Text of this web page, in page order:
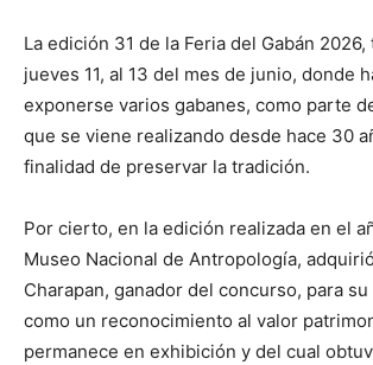
La edición 31 de la Feria del Gabán
jueves 11, al 13 del mes de junio, donde
exponerse varios gabanes, como parte
que se viene realizando desde hace 30
finalidad de preservar la tradición.
Por cierto, en la edición realizada en el
Museo Nacional de Antropología,
Charapan, ganador del concurso, para
como un reconocimiento al valor
permanece en exhibición y del cual